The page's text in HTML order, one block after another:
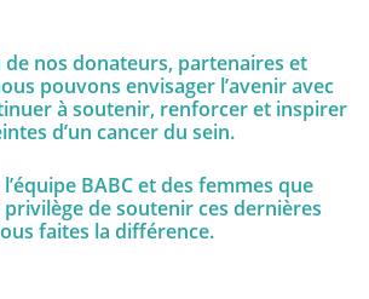
de nos donateurs, partenaires et
pouvons envisager l’avenir avec
à soutenir, renforcer et inspirer
d’un cancer du sein.
BABC et des femmes que
de soutenir ces dernières
faites la différence.